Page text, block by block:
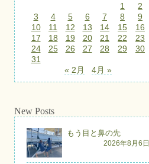
1
2
3
4 5 6 7 8
9
10
11 12 13 14 15
16
17
18 19 20 21 22
23
24
25 26 27 28 29
30
31
« 2月
4月 »
New Posts
もう目と鼻の先
2026年8月6日